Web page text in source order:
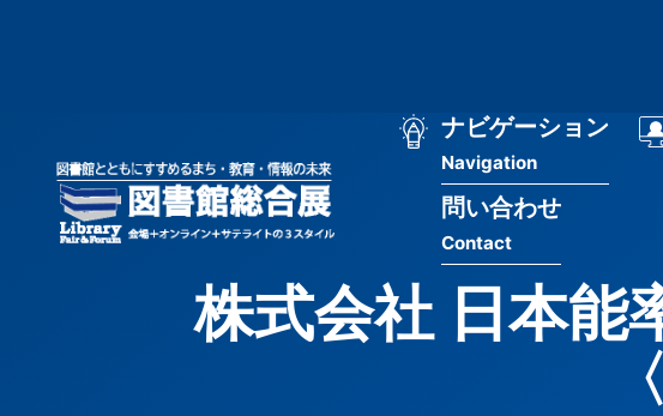
ー
ザ
メ
ナ
ビ
ナビゲーション
Navigation
問い合わせ
Contact
株式会社 日本能